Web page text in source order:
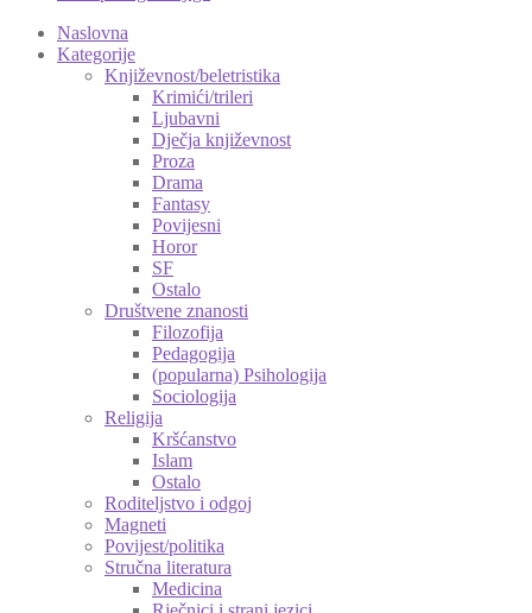
Naslovna
Kategorije
Književnost/beletristika
Krimići/trileri
Ljubavni
Dječja književnost
Proza
Drama
Fantasy
Povijesni
Horor
SF
Ostalo
Društvene znanosti
Filozofija
Pedagogija
(popularna) Psihologija
Sociologija
Religija
Kršćanstvo
Islam
Ostalo
Roditeljstvo i odgoj
Magneti
Povijest/politika
Stručna literatura
Medicina